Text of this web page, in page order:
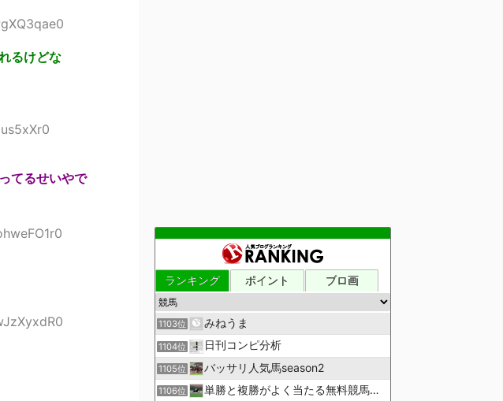
るけどな
てるせいやで
ランキング ポイント ブロ画
1103位 みねうま
1104位 日刊コンピ分析
1105位 バッサリ人気馬season2
1106位 単勝と複勝がよく当たる無料競馬予想ブログ